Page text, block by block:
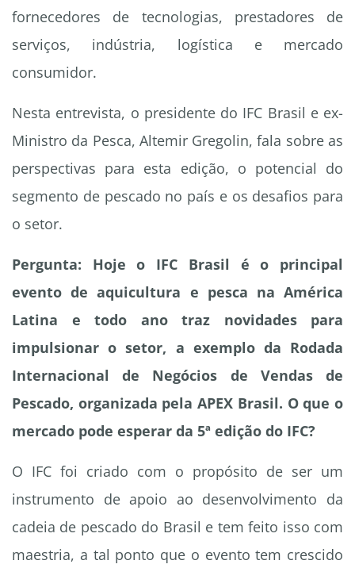
fornecedores de tecnologias, prestadores de
serviços, indústria, logística e mercado
consumidor.
Nesta entrevista, o presidente do IFC Brasil e ex-
Ministro da Pesca, Altemir Gregolin, fala sobre as
perspectivas para esta edição, o potencial do
segmento de pescado no país e os desafios para
o setor.
Pergunta: Hoje o IFC Brasil é o principal
evento de aquicultura e pesca na América
Latina e todo ano traz novidades para
impulsionar o setor, a exemplo da Rodada
Internacional de Negócios de Vendas de
Pescado, organizada pela APEX Brasil. O que o
mercado pode esperar da 5ª edição do IFC?
O IFC foi criado com o propósito de ser um
instrumento de apoio ao desenvolvimento da
cadeia de pescado do Brasil e tem feito isso com
maestria, a tal ponto que o evento tem crescido